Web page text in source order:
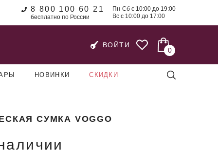
8 800 100 60 21
бесплатно по России
Пн-Сб с 10:00 до 19:00
Вс с 10:00 до 17:00
ВОЙТИ
0
НОВИНКИ СКИДКИ
СУМКА VOGGO